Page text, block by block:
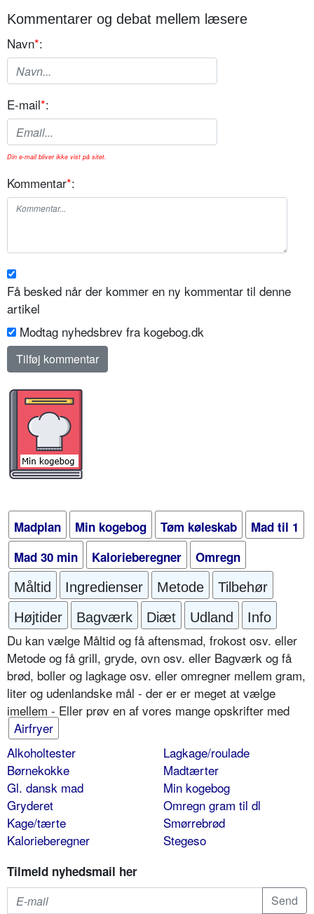
Kommentarer og debat mellem læsere
Navn*:
E-mail*:
Din e-mail bliver ikke vist på sitet.
Kommentar*:
Få besked når der kommer en ny kommentar til denne
artikel
Modtag nyhedsbrev fra kogebog.dk
Madplan Min kogebog Tøm køleskab
Mad til 1
Mad 30 min
Kalorieberegner Omregn
Måltid Ingredienser Metode
Tilbehør
Højtider
Bagværk Diæt Udland Info
Du kan vælge Måltid og få aftensmad, frokost osv. eller
Metode og få grill, gryde, ovn osv. eller Bagværk og få
brød, boller og lagkage osv. eller omregner mellem gram,
liter og udenlandske mål - der er er meget at vælge
imellem - Eller prøv en af vores mange opskrifter med
Airfryer
Alkoholtester
Børnekokke
Gl. dansk mad
Gryderet
Kage/tærte
Kalorieberegner
Lagkage/roulade
Madtærter
Min kogebog
Omregn gram til dl
Smørrebrød
Stegeso
Tilmeld nyhedsmail her